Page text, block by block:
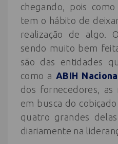
chegando, pois
tem o hábito de
realização de algo.
sendo muito bem
são das entidades
como a ABIH
dos fornecedores,
em busca do
quatro grandes
diariamente na